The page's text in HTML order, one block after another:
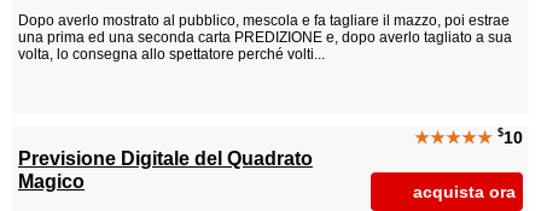
Dopo averlo mostrato al pubblico, mescola e fa tagliare il mazzo, poi estrae
una prima ed una seconda carta PREDIZIONE e, dopo averlo tagliato a sua
volta, lo consegna allo spettatore perché volti...
★★★★★ $10
acquista ora
Previsione Digitale del Quadrato
Magico